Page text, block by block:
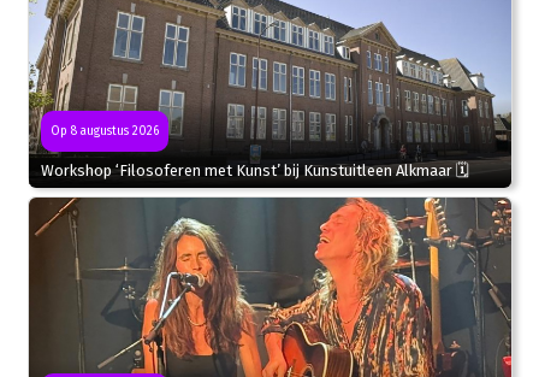
Op 8 augustus 2026
Workshop ‘Filosoferen met Kunst’ bij Kunstuitleen Alkmaar 🗓